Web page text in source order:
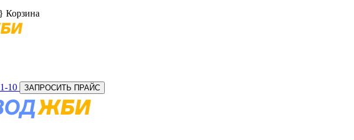
Корзина
10 ЗАПРОСИТЬ ПРАЙС